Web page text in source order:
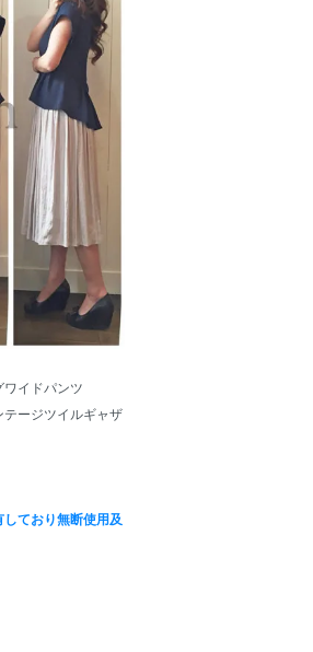
ワイドパンツ
テージツイルギャザ
ており無断使用及